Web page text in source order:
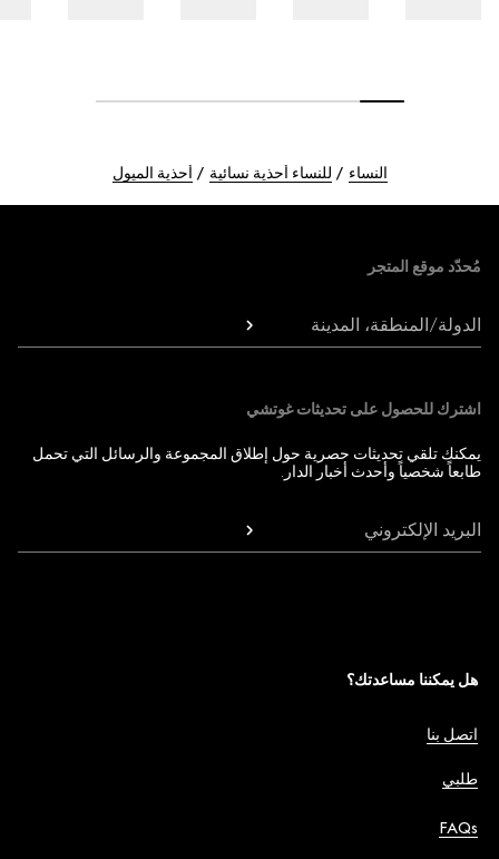
النساء للنساء أحذية نسائية أحذية الميول
مُحدّد موقع المتجر
الدولة/المنطقة، المدينة
اشترك للحصول على تحديثات غوتشي
يمكنك تلقي تحديثات حصرية حول إطلاق المجموعة والرسائل التي تحمل
طابعاً شخصياً وأحدث أخبار الدار.
البريد الإلكتروني
هل يمكننا مساعدتك؟
اتصل بنا
طلبي
FAQs